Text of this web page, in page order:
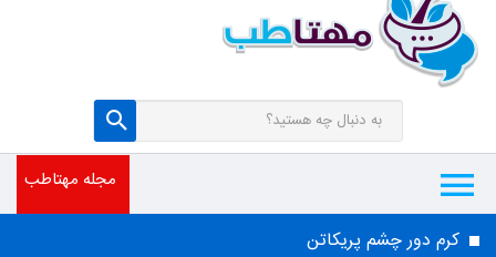
مجله مهتاطب
کرم دور چشم پریکاتن